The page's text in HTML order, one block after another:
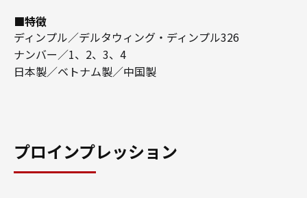
■特徴
ディンプル／デルタウィング・ディンプル326
ナンバー／1、2、3、4
日本製／ベトナム製／中国製
プロインプレッション